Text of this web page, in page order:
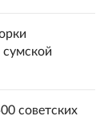
советских